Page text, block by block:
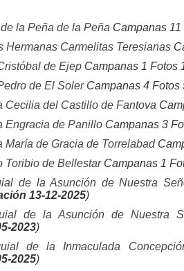
la Peña de la Peña Campanas
Hermanas Carmelitas Teresianas
de Ejep Campanas 1 Fotos
de El SolerCampanas 4 Fotos
Cecilia del Castillo de Fantova
Engracia de Panillo Campanas 3
María de Gracia de Torrelabad
Toribio de BellestarCampanas 1
de la Asunción de Nuestra
13-12-2025)
de la Asunción de Nuestra
2023)
de la Inmaculada
2025)